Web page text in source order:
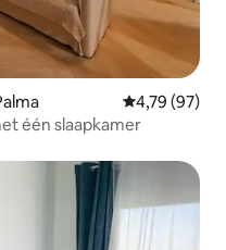
Gemiddelde
4,79 (97)
één slaapkamer